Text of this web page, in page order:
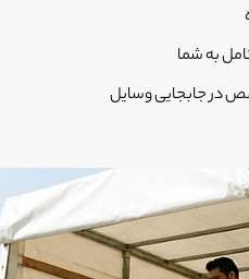
به شما
در جابجایی وسایل